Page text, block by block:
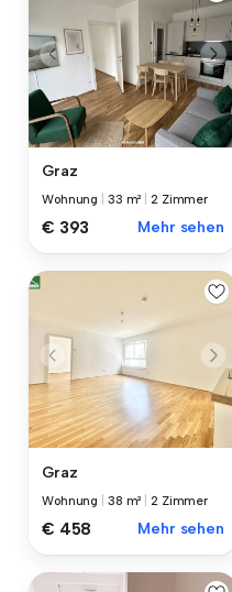
Graz
Wohnung 33 m² |2 Zimmer
€ 393 Mehr sehen
Graz
Wohnung 38 m² |2 Zimmer
€ 458 Mehr sehen